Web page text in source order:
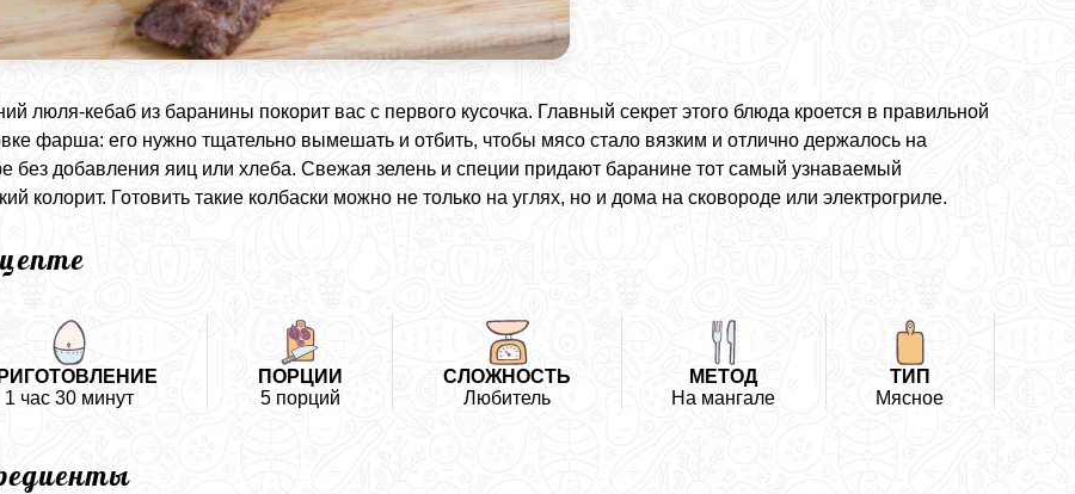
люля-кебаб из баранины покорит вас с первого кусочка. Главный секрет этого блюда кроется в правильной
фарша: его нужно тщательно вымешать и отбить, чтобы мясо стало вязким и отлично держалось на
без добавления яиц или хлеба. Свежая зелень и специи придают баранине тот самый узнаваемый
колорит. Готовить такие колбаски можно не только на углях, но и дома на сковороде или электрогриле.
1 час 30 минут
ПОРЦИИ
5 порций
СЛОЖНОСТЬ
Любитель
МЕТОД
На мангале
ТИП
Мясное